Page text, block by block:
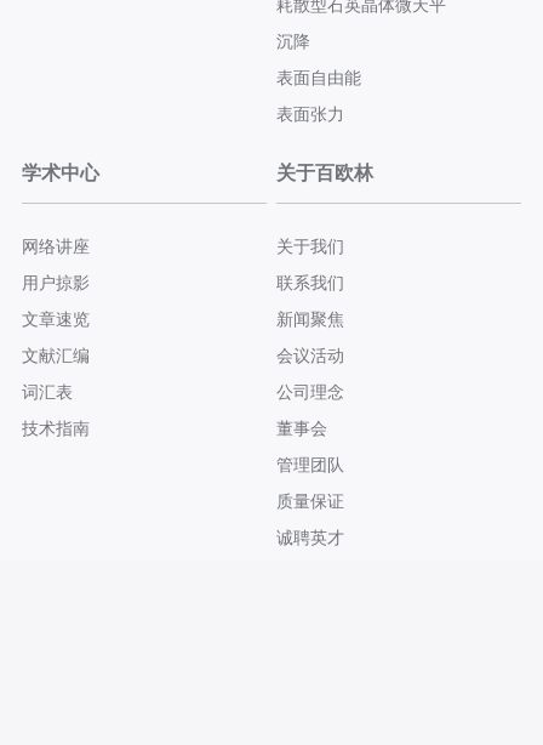
耗散型石英晶体微天平
沉降
表面自由能
表面张力
学术中心
网络讲座
用户掠影
文章速览
文献汇编
词汇表
技术指南
关于百欧林
关于我们
联系我们
新闻聚焦
会议活动
公司理念
董事会
管理团队
质量保证
诚聘英才